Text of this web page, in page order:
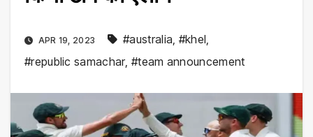
APR 19, 2023 #australia #khel
#republic samachar,#team announcement